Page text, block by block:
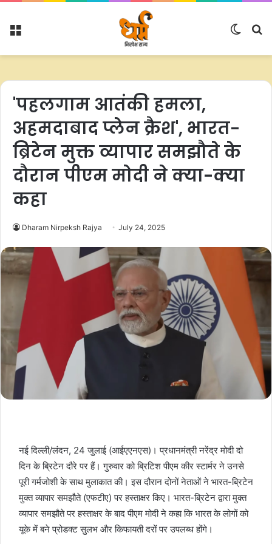
Menu
Switch
'पहलगाम आतंकी हमला,
अहमदाबाद प्लेन क्रैश', भारत-
ब्रिटेन मुक्त व्यापार समझौते के
दौरान पीएम मोदी ने क्या-क्या
कहा
Dharam Nirpeksh Rajya July 24, 2025
नई दिल्ली/लंदन, 24 जुलाई (आईएएनएस)। प्रधानमंत्री नरेंद्र मोदी दो
दिन के ब्रिटेन दौरे पर हैं। गुरुवार को ब्रिटिश पीएम कीर स्टार्मर ने उनसे
पूरी गर्मजोशी के साथ मुलाकात की। इस दौरान दोनों नेताओं ने भारत-ब्रिटेन
मुक्त व्यापार समझौते (एफटीए) पर हस्ताक्षर किए। भारत-ब्रिटेन द्वारा मुक्त
व्यापार समझौते पर हस्ताक्षर के बाद पीएम मोदी ने कहा कि भारत के लोगों को
यूके में बने प्रोडक्ट सुलभ और किफायती दरों पर उपलब्ध होंगे।